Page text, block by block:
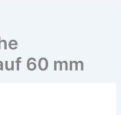
60 mm